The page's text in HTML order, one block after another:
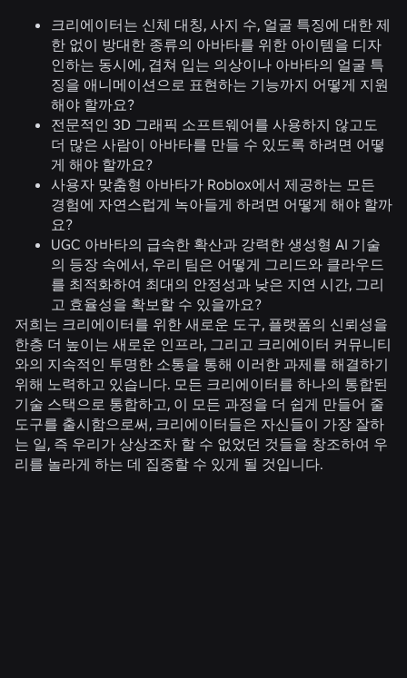
크리에이터는 신체 대칭, 사지 수, 얼굴 특징에 대한 제
한 없이 방대한 종류의 아바타를 위한 아이템을 디자
인하는 동시에, 겹쳐 입는 의상이나 아바타의 얼굴 특
징을 애니메이션으로 표현하는 기능까지 어떻게 지원
해야 할까요?
전문적인 3D 그래픽 소프트웨어를 사용하지 않고도
더 많은 사람이 아바타를 만들 수 있도록 하려면 어떻
게 해야 할까요?
사용자 맞춤형 아바타가 Roblox에서 제공하는 모든
경험에 자연스럽게 녹아들게 하려면 어떻게 해야 할까
요?
UGC 아바타의 급속한 확산과 강력한 생성형 AI 기술
의 등장 속에서, 우리 팀은 어떻게 그리드와 클라우드
를 최적화하여 최대의 안정성과 낮은 지연 시간, 그리
고 효율성을 확보할 수 있을까요?
저희는 크리에이터를 위한 새로운 도구, 플랫폼의 신뢰성을
한층 더 높이는 새로운 인프라, 그리고 크리에이터 커뮤니티
와의 지속적인 투명한 소통을 통해 이러한 과제를 해결하기
위해 노력하고 있습니다. 모든 크리에이터를 하나의 통합된
기술 스택으로 통합하고, 이 모든 과정을 더 쉽게 만들어 줄
도구를 출시함으로써, 크리에이터들은 자신들이 가장 잘하
는 일, 즉 우리가 상상조차 할 수 없었던 것들을 창조하여 우
리를 놀라게 하는 데 집중할 수 있게 될 것입니다.